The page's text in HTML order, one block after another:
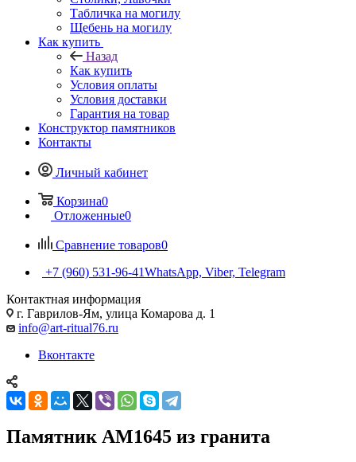
Табличка на могилу
Щебень на могилу
Как купить
Назад
Как купить
Условия оплаты
Условия доставки
Гарантия на товар
Конструктор памятников
Контакты
Личный кабинет
Корзина0
Отложенные0
Сравнение товаров0
+7 (960) 531-96-41WhatsApp, Viber, Telegram
Контактная информация
г. Гаврилов-Ям, улица Комарова д. 1
info@art-ritual76.ru
Вконтакте
Памятник AM1645 из гранита